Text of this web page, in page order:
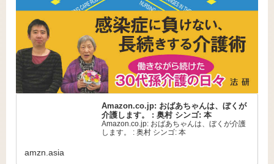
Amazon.co.jp: おばあちゃんは、ぼくが
介護します。 : 奥村 シンゴ: 本
Amazon.co.jp: おばあちゃんは、ぼくが介護
します。 : 奥村 シンゴ: 本
amzn.asia